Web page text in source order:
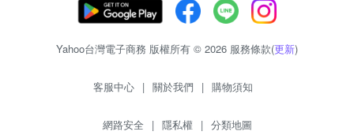
Yahoo台灣電子商務 版權所有 © 2026 服務條款(更新)
客服中心 | 關於我們 | 購物須知
網路安全 | 隱私權 | 分類地圖